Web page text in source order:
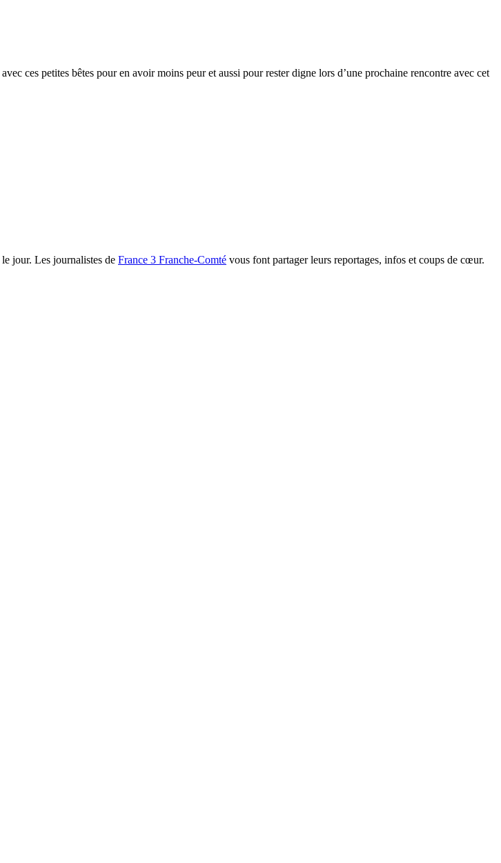
ces petites bêtes pour en avoir moins peur et aussi pour rester digne lors d’une prochaine rencontre avec cet
jour. Les journalistes de France 3 Franche-Comté vous font partager leurs reportages, infos et coups de cœur.